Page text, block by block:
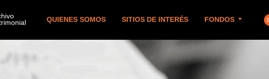
QUIENES SOMOS SITIOS DE INTERÉS FONDOS